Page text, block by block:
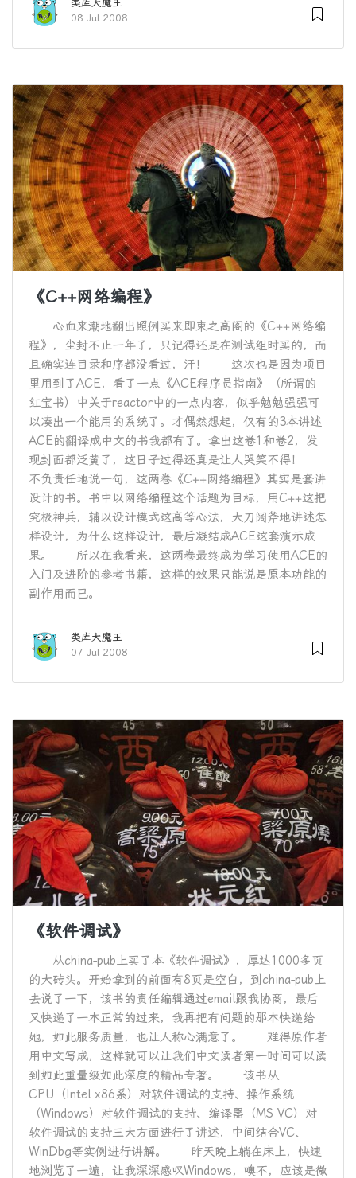
类库大魔王
08 Jul 2008
《C++网络编程》
心血来潮地翻出照例买来即束之高阁的《C++网络编
程》，尘封不止一年了，只记得还是在测试组时买的，而
且确实连目录和序都没看过，汗！ 这次也是因为项目
里用到了ACE，看了一点《ACE程序员指南》（所谓的
红宝书）中关于reactor中的一点内容，似乎勉勉强强可
以凑出一个能用的系统了。才偶然想起，仅有的3本讲述
ACE的翻译成中文的书我都有了。拿出这卷1和卷2，发
现封面都泛黄了，这日子过得还真是让人哭笑不得！
不负责任地说一句，这两卷《C++网络编程》其实是套讲
设计的书。书中以网络编程这个话题为目标，用C++这把
究极神兵，辅以设计模式这高等心法，大刀阔斧地讲述怎
样设计，为什么这样设计，最后凝结成ACE这套演示成
果。 所以在我看来，这两卷最终成为学习使用ACE的
入门及进阶的参考书籍，这样的效果只能说是原本功能的
副作用而已。
类库大魔王
07 Jul 2008
《软件调试》
从china-pub上买了本《软件调试》，厚达1000多页
的大砖头。开始拿到的前面有8页是空白，到china-pub上
去说了一下，该书的责任编辑通过email跟我协商，最后
又快递了一本正常的过来，我再把有问题的那本快递给
她，如此服务质量，也让人称心满意了。 难得原作者
用中文写成，这样就可以让我们中文读者第一时间可以读
到如此重量级如此深度的精品专著。 该书从
CPU（Intel x86系）对软件调试的支持、操作系统
（Windows）对软件调试的支持、编译器（MS VC）对
软件调试的支持三大方面进行了讲述，中间结合VC、
WinDbg等实例进行讲解。 昨天晚上躺在床上，快速
地浏览了一遍，让我深深感叹Windows，噢不，应该是微